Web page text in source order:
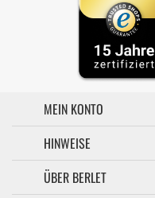
MEIN KONTO
HINWEISE
ÜBER BERLET